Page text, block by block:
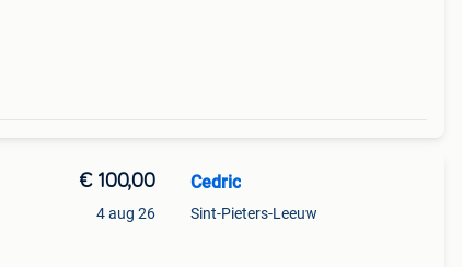
€ 100,00
4 aug 26
Cedric
Sint-Pieters-Leeuw